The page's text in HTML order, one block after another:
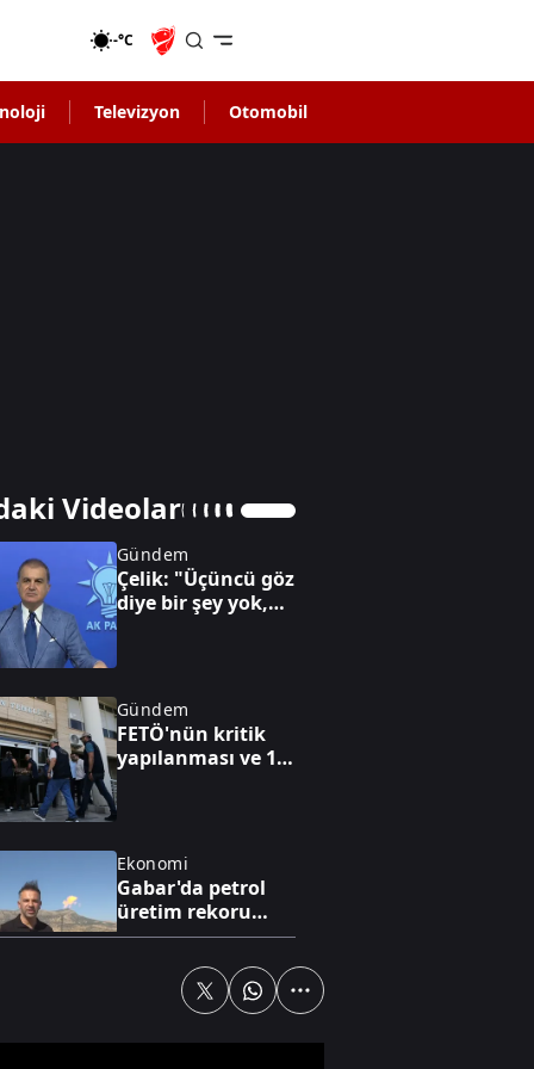
-°C
Televizyon Otomobil
Videolar
Gündem
Çelik: "Üçüncü göz
diye bir şey yok,
Gündem
FETÖ'nün kritik
yapılanması ve 15
Ekonomi
Gabar'da petrol
üretim rekoru
kırıldı
Dünya yıldızı